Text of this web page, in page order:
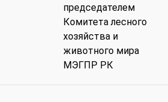
председателем
Комитета лесного
хозяйства и
животного мира
МЭГПР РК